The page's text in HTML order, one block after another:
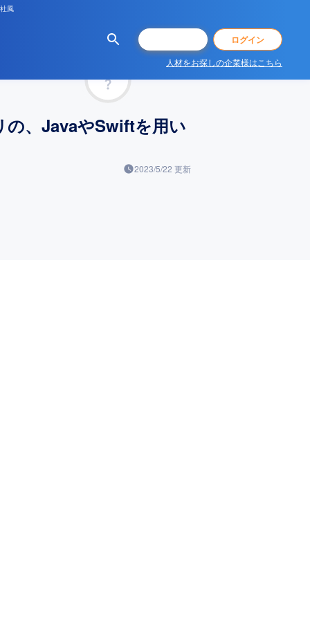
風
ログイン
人材をお探しの企業様はこちら
の、JavaやSwiftを用い
2023/5/22 更新